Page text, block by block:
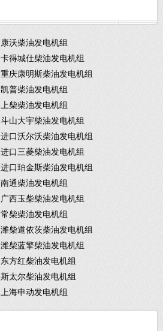
康沃柴油发电机组
卡得城仕柴油发电机组
重庆康明斯柴油发电机组
凯普柴油发电机组
上柴柴油发电机组
斗山大宇柴油发电机组
进口沃尔沃柴油发电机组
进口三菱柴油发电机组
进口珀金斯柴油发电机组
南通柴油发电机组
广西玉柴柴油发电机组
常柴柴油发电机组
潍柴道依茨柴油发电机组
潍柴蓝擎柴油发电机组
东方红柴油发电机组
斯太尔柴油发电机组
上海申动发电机组